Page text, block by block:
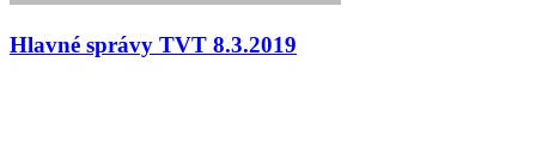
Hlavné správy TVT 8.3.2019